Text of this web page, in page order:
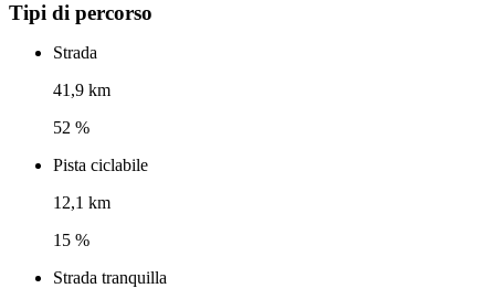
Tipi di percorso
Strada
41,9 km
52 %
Pista ciclabile
12,1 km
15 %
Strada tranquilla